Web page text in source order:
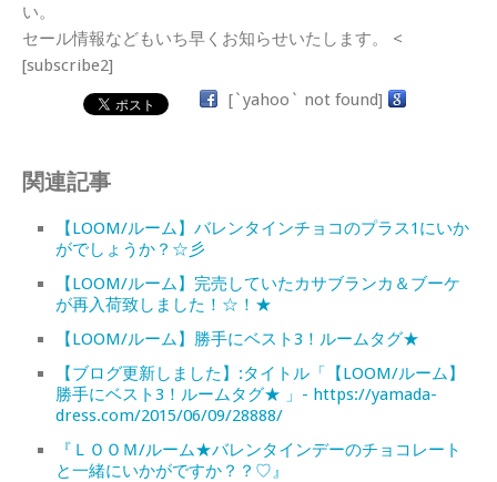
い。
セール情報などもいち早くお知らせいたします。 <
[subscribe2]
[`yahoo` not found]
関連記事
【LOOM/ルーム】バレンタインチョコのプラス1にいか
がでしょうか？☆彡
【LOOM/ルーム】完売していたカサブランカ＆ブーケ
が再入荷致しました！☆！★
【LOOM/ルーム】勝手にベスト3！ルームタグ★
【ブログ更新しました】:タイトル「【LOOM/ルーム】
勝手にベスト3！ルームタグ★ 」- https://yamada-
dress.com/2015/06/09/28888/
『ＬＯＯＭ/ルーム★バレンタインデーのチョコレート
と一緒にいかがですか？？♡』